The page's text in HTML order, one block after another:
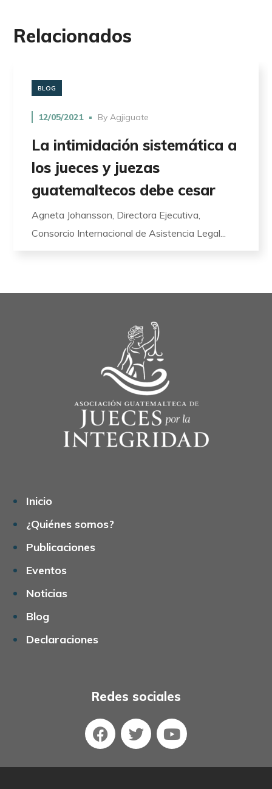
Relacionados
BLOG
12/05/2021 ByAgjiguate
La intimidación sistemática a
los jueces y juezas
guatemaltecos debe cesar
Agneta Johansson, Directora Ejecutiva,
Consorcio Internacional de Asistencia Legal...
Inicio
¿Quiénes somos?
Publicaciones
Eventos
Noticias
Blog
Declaraciones
Redes sociales